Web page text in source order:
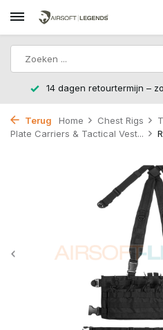
14 dagen retourtermijn –
Terug Home Chest Rigs
Plate Carriers & Tactical Vest...